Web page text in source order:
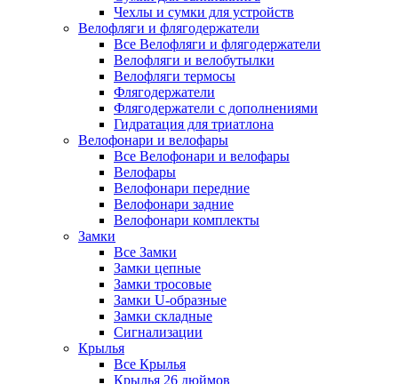
Чехлы и сумки для устройств
Велофляги и флягодержатели
Все Велофляги и флягодержатели
Велофляги и велобутылки
Велофляги термосы
Флягодержатели
Флягодержатели с дополнениями
Гидратация для триатлона
Велофонари и велофары
Все Велофонари и велофары
Велофары
Велофонари передние
Велофонари задние
Велофонари комплекты
Замки
Все Замки
Замки цепные
Замки тросовые
Замки U-образные
Замки складные
Сигнализации
Крылья
Все Крылья
Крылья 26 дюймов